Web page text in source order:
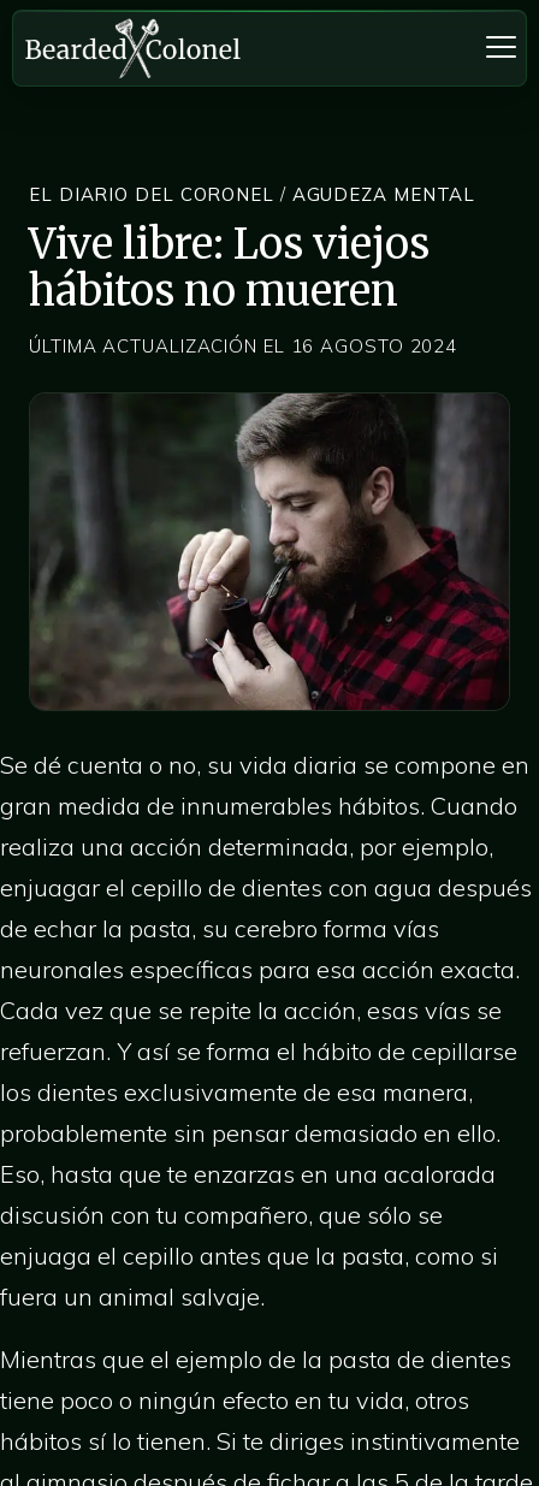
EL DIARIO DEL CORONEL / AGUDEZA MENTAL
Vive libre: Los viejos
hábitos no mueren
ÚLTIMA ACTUALIZACIÓN EL 16 AGOSTO 2024
Se dé cuenta o no, su vida diaria se compone en
gran medida de innumerables hábitos. Cuando
realiza una acción determinada, por ejemplo,
enjuagar el cepillo de dientes con agua después
de echar la pasta, su cerebro forma vías
neuronales específicas para esa acción exacta.
Cada vez que se repite la acción, esas vías se
refuerzan. Y así se forma el hábito de cepillarse
los dientes exclusivamente de esa manera,
probablemente sin pensar demasiado en ello.
Eso, hasta que te enzarzas en una acalorada
discusión con tu compañero, que sólo se
enjuaga el cepillo antes que la pasta, como si
fuera un animal salvaje.
Mientras que el ejemplo de la pasta de dientes
tiene poco o ningún efecto en tu vida, otros
hábitos sí lo tienen. Si te diriges instintivamente